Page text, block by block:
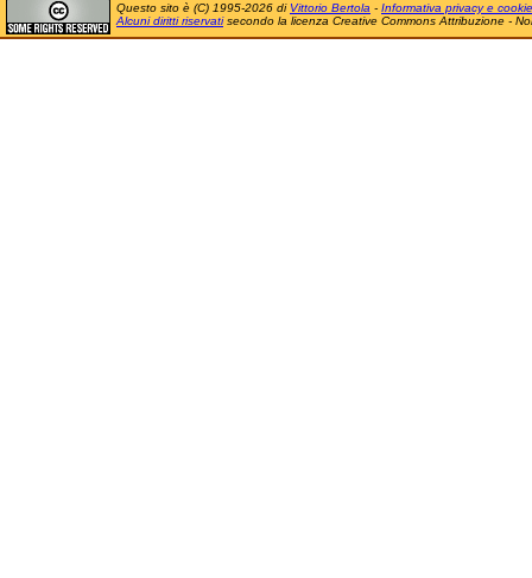
Questo sito è (C) 1995-2026 di Vittorio Bertola - Informativa privacy e cookie
Alcuni diritti riservatisecondo la licenza Creative Commons Attribuzione -